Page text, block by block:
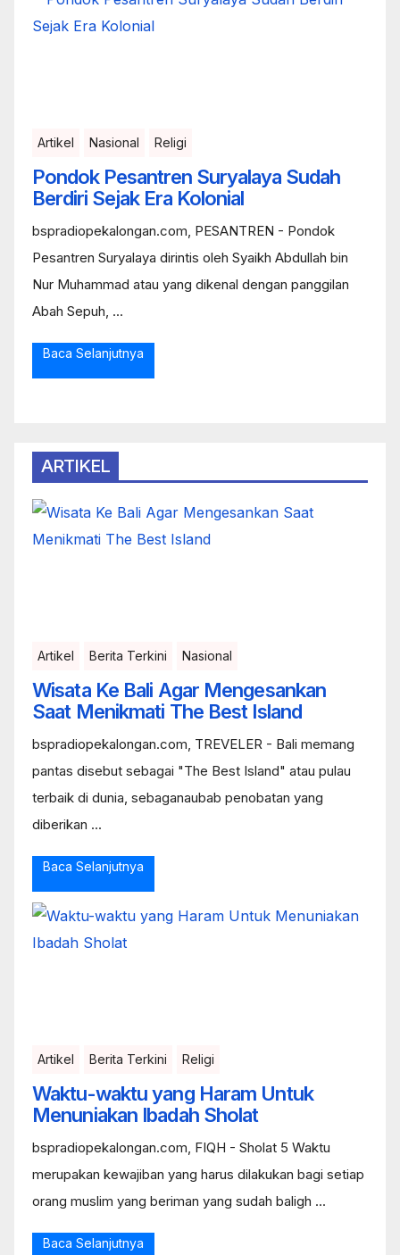
Artikel Nasional Religi
Pondok Pesantren Suryalaya Sudah
Berdiri Sejak Era Kolonial
bspradiopekalongan.com, PESANTREN - Pondok
Pesantren Suryalaya dirintis oleh Syaikh Abdullah bin
Nur Muhammad atau yang dikenal dengan panggilan
Abah Sepuh, ...
Baca Selanjutnya
ARTIKEL
Artikel Berita Terkini Nasional
Wisata Ke Bali Agar Mengesankan
Saat Menikmati The Best Island
bspradiopekalongan.com, TREVELER - Bali memang
pantas disebut sebagai "The Best Island" atau pulau
terbaik di dunia, sebaganaubab penobatan yang
diberikan ...
Baca Selanjutnya
Artikel Berita Terkini Religi
Waktu-waktu yang Haram Untuk
Menuniakan Ibadah Sholat
bspradiopekalongan.com, FIQH - Sholat 5 Waktu
merupakan kewajiban yang harus dilakukan bagi setiap
orang muslim yang beriman yang sudah baligh ...
Baca Selanjutnya